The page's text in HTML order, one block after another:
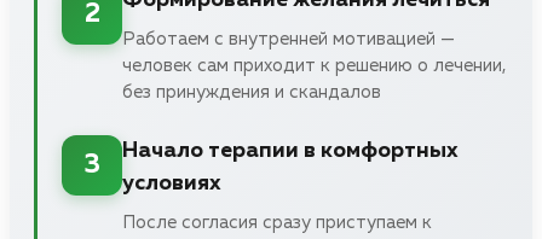
2
Работаем с внутренней мотивацией —
человек сам приходит к решению о лечении,
без принуждения и скандалов
3
Начало терапии в комфортных
условиях
После согласия сразу приступаем к